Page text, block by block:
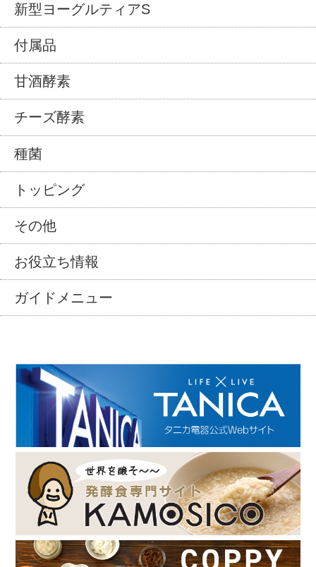
新型ヨーグルティアS
付属品
甘酒酵素
チーズ酵素
種菌
トッピング
その他
お役立ち情報
ガイドメニュー